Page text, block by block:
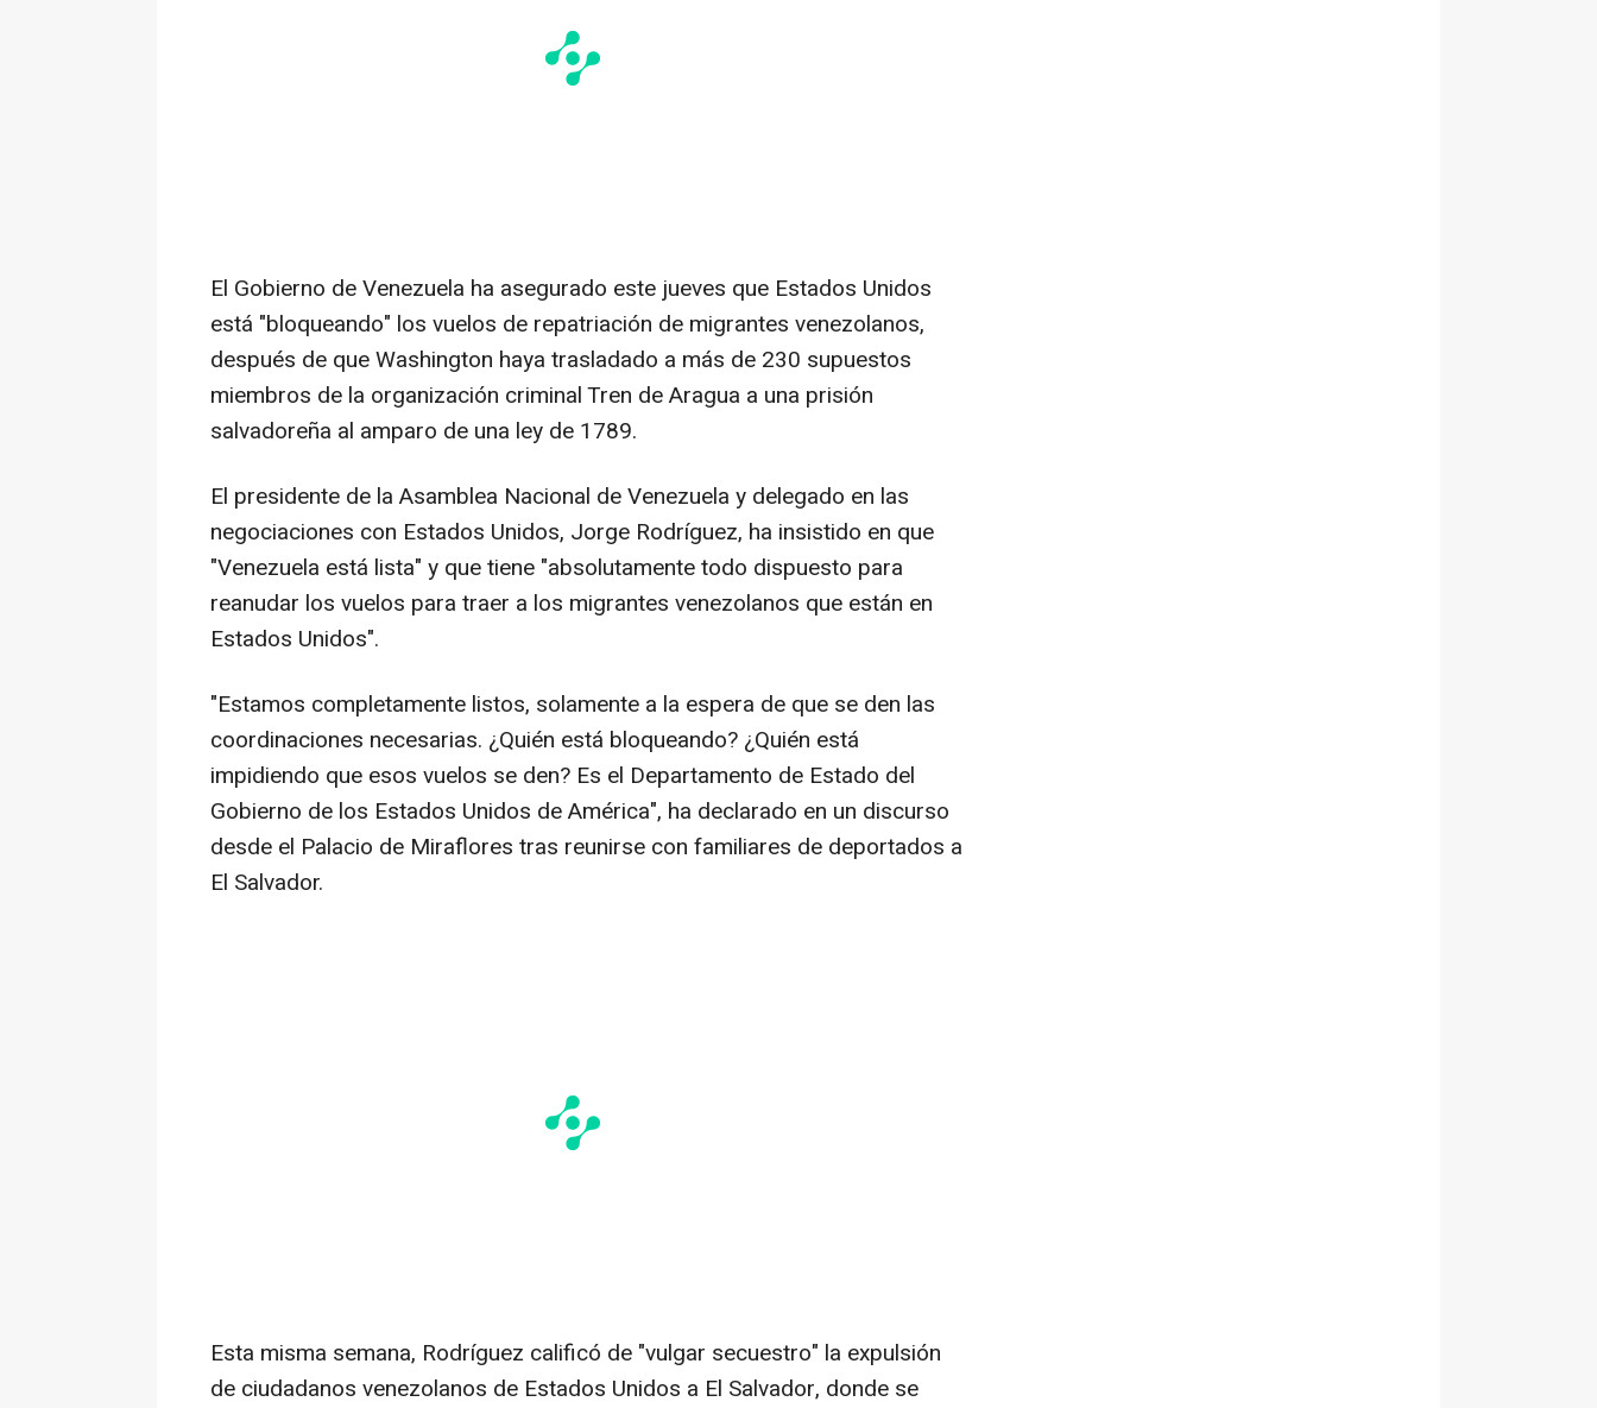
El Gobierno de Venezuela ha asegurado este jueves que Estados Unidos
está "bloqueando" los vuelos de repatriación de migrantes venezolanos,
después de que Washington haya trasladado a más de 230 supuestos
miembros de la organización criminal Tren de Aragua a una prisión
salvadoreña al amparo de una ley de 1789.
El presidente de la Asamblea Nacional de Venezuela y delegado en las
negociaciones con Estados Unidos, Jorge Rodríguez, ha insistido en que
"Venezuela está lista" y que tiene "absolutamente todo dispuesto para
reanudar los vuelos para traer a los migrantes venezolanos que están en
Estados Unidos".
"Estamos completamente listos, solamente a la espera de que se den las
coordinaciones necesarias. ¿Quién está bloqueando? ¿Quién está
impidiendo que esos vuelos se den? Es el Departamento de Estado del
Gobierno de los Estados Unidos de América", ha declarado en un discurso
desde el Palacio de Miraflores tras reunirse con familiares de deportados a
El Salvador.
Esta misma semana, Rodríguez calificó de "vulgar secuestro" la expulsión
de ciudadanos venezolanos de Estados Unidos a El Salvador, donde se